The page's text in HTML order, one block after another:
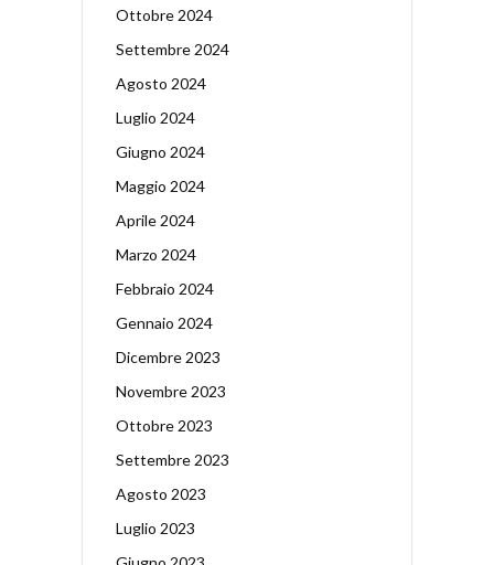
Ottobre 2024
Settembre 2024
Agosto 2024
Luglio 2024
Giugno 2024
Maggio 2024
Aprile 2024
Marzo 2024
Febbraio 2024
Gennaio 2024
Dicembre 2023
Novembre 2023
Ottobre 2023
Settembre 2023
Agosto 2023
Luglio 2023